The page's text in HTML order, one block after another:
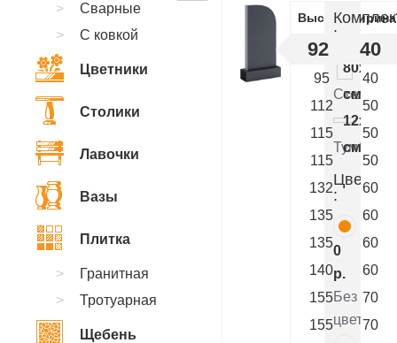
ВысотаШирина
92 40
95
40
112
50
115
50
115
50
132
60
135
60
135
60
140
60
155
70
155
70
:
Стелла
см.
Тумба
см.
Цветник
:
0
р.
Без
цветника
Сварные
С ковкой
Цветники
Столики
Лавочки
Вазы
Плитка
Гранитная
Тротуарная
Щебень